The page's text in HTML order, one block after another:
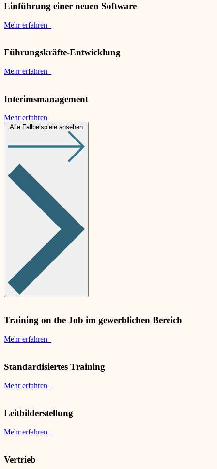
Einführung einer neuen Software
Mehr erfahren
Führungskräfte-Entwicklung
Mehr erfahren
Interimsmanagement
Mehr erfahren
Alle Fallbeispiele ansehen
Training on the Job im gewerblichen Bereich
Mehr erfahren
Standardisiertes Training
Mehr erfahren
Leitbilderstellung
Mehr erfahren
Vertrieb